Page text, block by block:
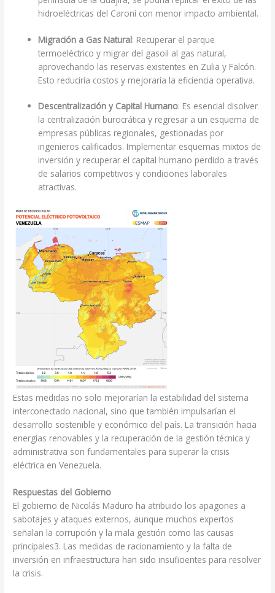
hidroeléctricas del Caroní con menor impacto ambiental.
Migración a Gas Natural: Recuperar el parque
termoeléctrico y migrar del gasoil al gas natural,
aprovechando las reservas existentes en Zulia y Falcón.
Esto reduciría costos y mejoraría la eficiencia operativa.
Descentralización y Capital Humano: Es esencial disolver
la centralización burocrática y regresar a un esquema de
empresas públicas regionales, gestionadas por
ingenieros calificados. Implementar esquemas mixtos de
inversión y recuperar el capital humano perdido a través
de salarios competitivos y condiciones laborales
atractivas.
Estas medidas no solo mejorarían la estabilidad del sistema
interconectado nacional, sino que también impulsarían el
desarrollo sostenible y económico del país. La transición hacia
energías renovables y la recuperación de la gestión técnica y
administrativa son fundamentales para superar la crisis
eléctrica en Venezuela.
Respuestas del Gobierno
El gobierno de Nicolás Maduro ha atribuido los apagones a
sabotajes y ataques externos, aunque muchos expertos
señalan la corrupción y la mala gestión como las causas
principales3. Las medidas de racionamiento y la falta de
inversión en infraestructura han sido insuficientes para resolver
la crisis.